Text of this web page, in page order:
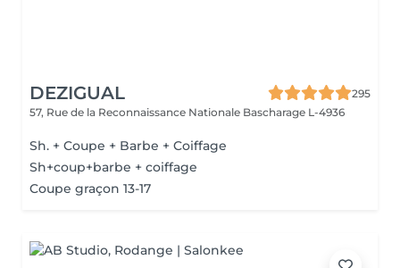
DEZIGUAL
295
57, Rue de la Reconnaissance Nationale Bascharage L-4936
Sh. + Coupe + Barbe + Coiffage
Sh+coup+barbe + coiffage
Coupe graçon 13-17